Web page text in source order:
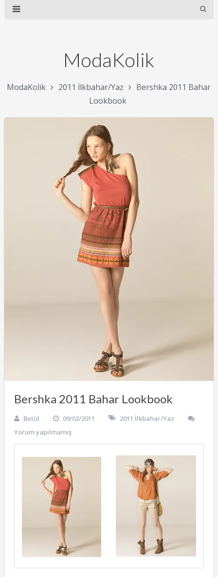
ModaKolik
ModaKolik 2011 İlkbahar/Yaz
Bershka 2011 Bahar
Lookbook
Bershka 2011 Bahar Lookbook
Betül 09/02/2011
2011 İlkbahar/Yaz
Yorum yapılmamış